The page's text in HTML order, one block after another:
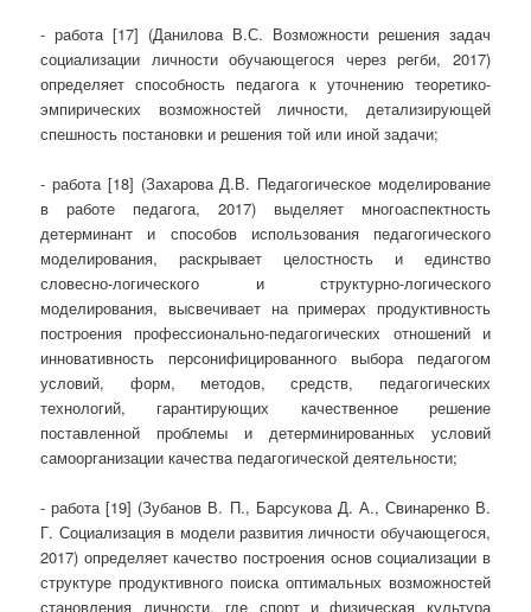
- работа [17] (Данилова В.С. Возможности решения задач
социализации личности обучающегося через регби, 2017)
определяет способность педагога к уточнению теоретико-
эмпирических возможностей личности, детализирующей
спешность постановки и решения той или иной задачи;
- работа [18] (Захарова Д.В. Педагогическое моделирование
в работе педагога, 2017) выделяет многоаспектность
детерминант и способов использования педагогического
моделирования, раскрывает целостность и единство
словесно-логического и структурно-логического
моделирования, высвечивает на примерах продуктивность
построения профессионально-педагогических отношений и
инновативность персонифицированного выбора педагогом
условий, форм, методов, средств, педагогических
технологий, гарантирующих качественное решение
поставленной проблемы и детерминированных условий
самоорганизации качества педагогической деятельности;
- работа [19] (Зубанов В. П., Барсукова Д. А., Свинаренко В.
Г. Социализация в модели развития личности обучающегося,
2017) определяет качество построения основ социализации в
структуре продуктивного поиска оптимальных возможностей
становления личности, где спорт и физическая культура